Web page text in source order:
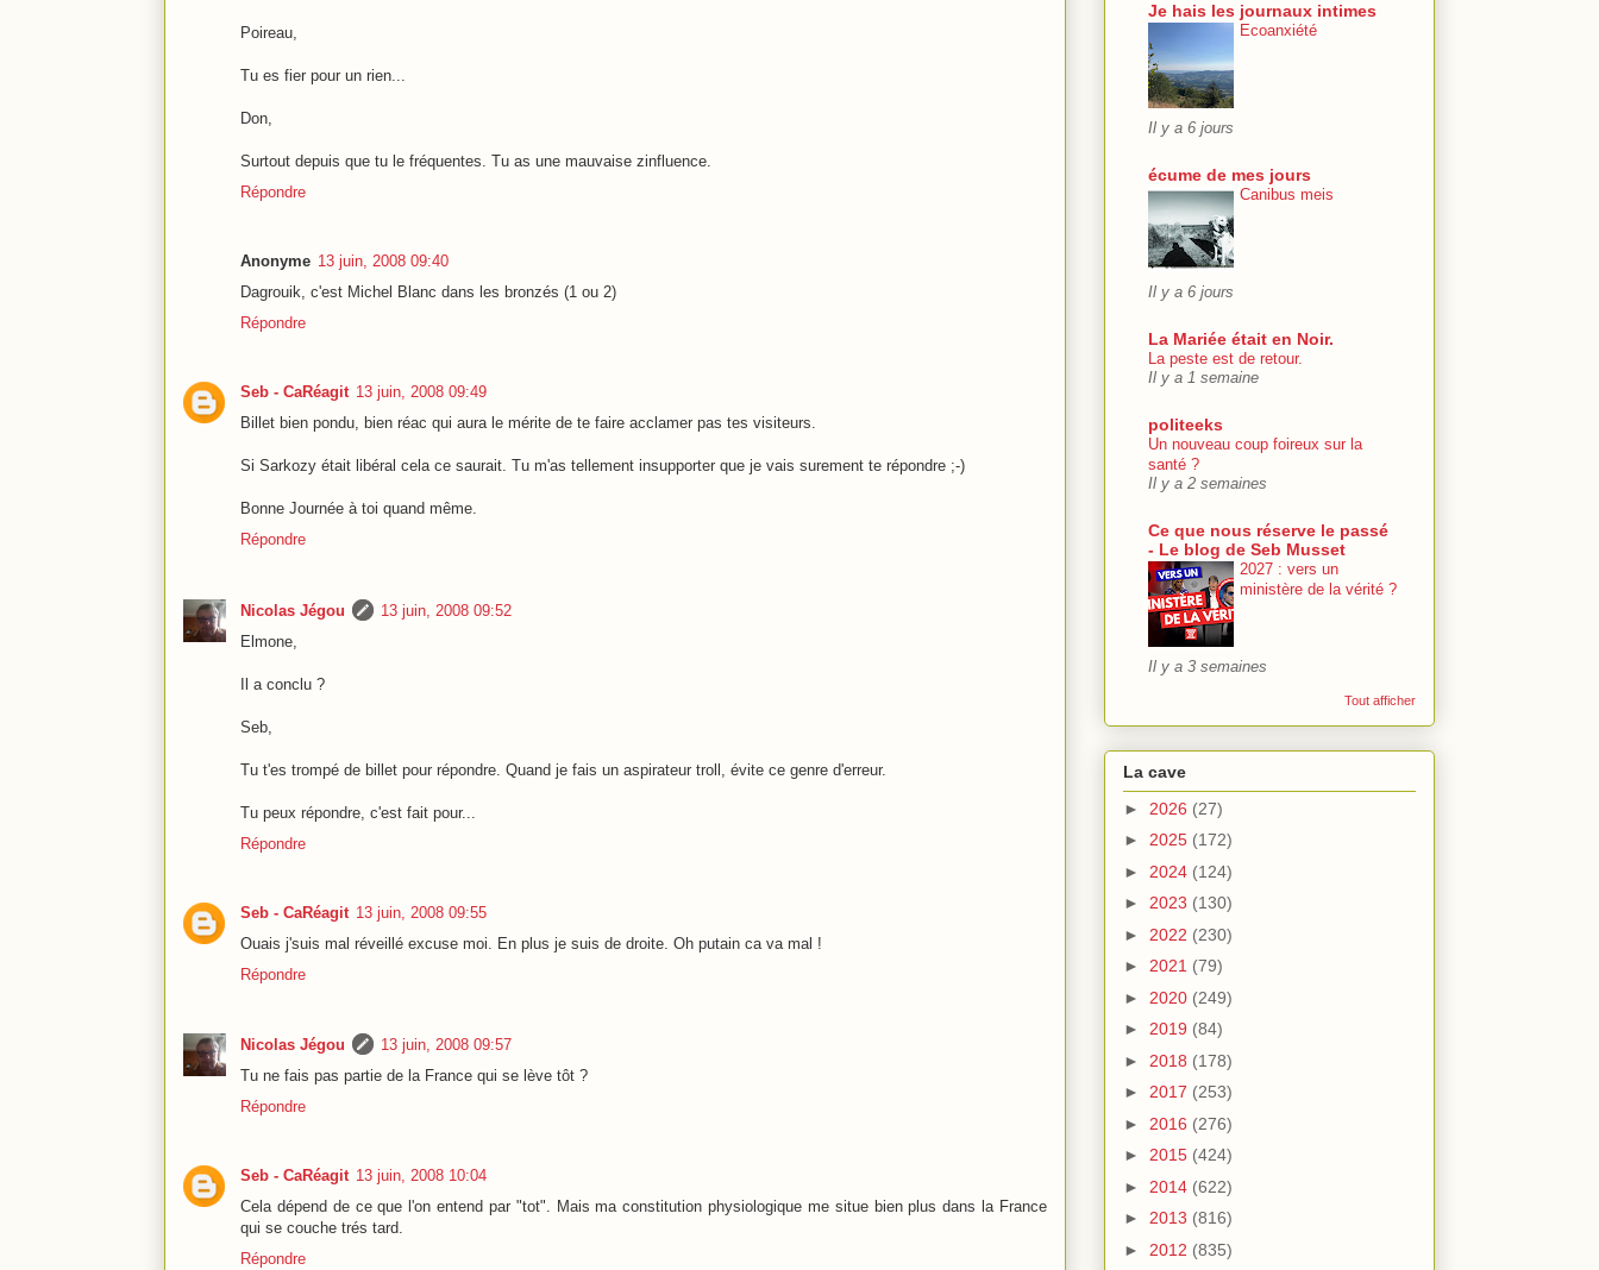
Poireau,
Tu es fier pour un rien...
Don,
Surtout depuis que tu le fréquentes. Tu as une mauvaise zinfluence.
Répondre
Anonyme 13 juin, 2008 09:40
Dagrouik, c'est Michel Blanc dans les bronzés (1 ou 2)
Répondre
Seb - CaRéagit 13 juin, 2008 09:49
Billet bien pondu, bien réac qui aura le mérite de te faire acclamer pas tes visiteurs.
Si Sarkozy était libéral cela ce saurait. Tu m'as tellement insupporter que je vais surement te répondre ;-)
Bonne Journée à toi quand même.
Répondre
Nicolas Jégou
13 juin, 2008 09:52
Elmone,
Il a conclu ?
Seb,
Tu t'es trompé de billet pour répondre. Quand je fais un aspirateur troll, évite ce genre d'erreur.
Tu peux répondre, c'est fait pour...
Répondre
Seb - CaRéagit 13 juin, 2008 09:55
Ouais j'suis mal réveillé excuse moi. En plus je suis de droite. Oh putain ca va mal !
Répondre
Nicolas Jégou
13 juin, 2008 09:57
Tu ne fais pas partie de la France qui se lève tôt ?
Répondre
Seb - CaRéagit 13 juin, 2008 10:04
Cela dépend de ce que l'on entend par "tot". Mais ma constitution physiologique me situe bien plus dans la France
qui se couche trés tard.
Répondre
Je hais les journaux intimes
Ecoanxiété
Il y a 6 jours
écume de mes jours
Canibus meis
Il y a 6 jours
La Mariée était en Noir.
La peste est de retour.
Il y a 1 semaine
politeeks
Un nouveau coup foireux sur la
santé ?
Il y a 2 semaines
Ce que nous réserve le passé
- Le blog de Seb Musset
2027 : vers un
ministère de la vérité ?
Il y a 3 semaines
Tout afficher
La cave
► 2026 (27)
► 2025 (172)
► 2024 (124)
► 2023 (130)
► 2022 (230)
► 2021 (79)
► 2020 (249)
► 2019 (84)
► 2018 (178)
► 2017 (253)
► 2016 (276)
► 2015 (424)
► 2014 (622)
► 2013 (816)
► 2012 (835)